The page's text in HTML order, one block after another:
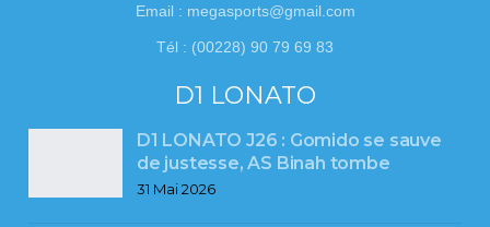
Email : megasports@gmail.com
Tél : (00228) 90 79 69 83
D1 LONATO
D1 LONATO J26 : Gomido se sauve
de justesse, AS Binah tombe
31 Mai 2026